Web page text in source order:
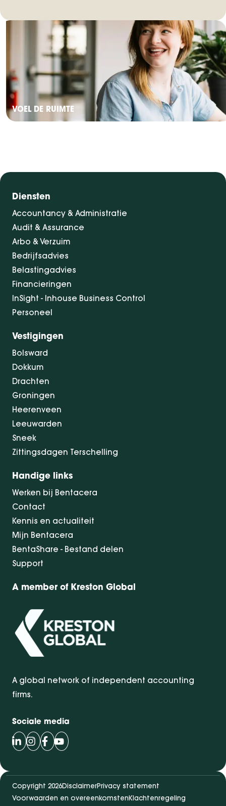
VOEL DE RUIMTE
Diensten
Accountancy & Administratie
Audit & Assurance
Arbo & Verzuim
Bedrijfsadvies
Belastingadvies
Financieringen
InSight - Inhouse Business Control
Personeel
Vestigingen
Bolsward
Dokkum
Drachten
Groningen
Heerenveen
Leeuwarden
Sneek
Zittingsdagen Terschelling
Handige links
Werken bij Bentacera
Contact
Kennis en actualiteit
Mijn Bentacera
BentaShare - Bestand delen
Support
A member of Kreston Global
A global network of independent accounting
firms.
Sociale media
Volg Bentacera op LinkedIn
Volg Bentacera op Instagram
Volg Bentacera op Facebook
Volg Bentacera op Youtube
Copyright 2026DisclaimerPrivacy statement
Voorwaarden en overeenkomstenKlachtenregeling